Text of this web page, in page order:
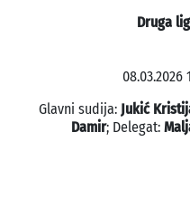
Druga
08.03.2026
Glavni sudija: Jukić
Damir; Delegat: